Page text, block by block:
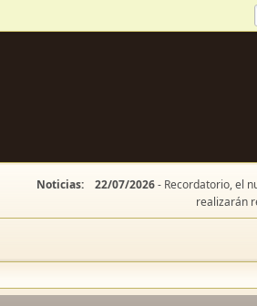
Noticias: 22/07/2026- Recordatorio, el
realizarán